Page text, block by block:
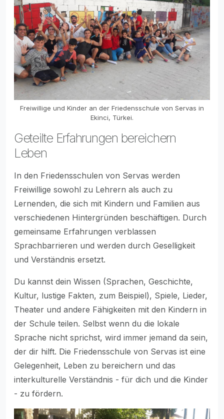
Freiwillige und Kinder an der Friedensschule von Servas in
Ekinci, Türkei.
Geteilte Erfahrungen bereichern
Leben
In den Friedensschulen von Servas werden
Freiwillige sowohl zu Lehrern als auch zu
Lernenden, die sich mit Kindern und Familien aus
verschiedenen Hintergründen beschäftigen. Durch
gemeinsame Erfahrungen verblassen
Sprachbarrieren und werden durch Geselligkeit
und Verständnis ersetzt.
Du kannst dein Wissen (Sprachen, Geschichte,
Kultur, lustige Fakten, zum Beispiel), Spiele, Lieder,
Theater und andere Fähigkeiten mit den Kindern in
der Schule teilen. Selbst wenn du die lokale
Sprache nicht sprichst, wird immer jemand da sein,
der dir hilft. Die Friedensschule von Servas ist eine
Gelegenheit, Leben zu bereichern und das
interkulturelle Verständnis - für dich und die Kinder
- zu fördern.